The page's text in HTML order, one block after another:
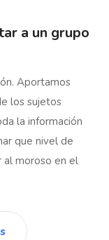
a un grupo
Aportamos
los sujetos
la información
que nivel de
al moroso en el